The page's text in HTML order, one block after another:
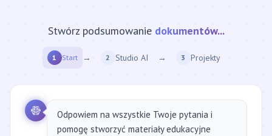
Stwórz podsumowanie strony internetowej...
1 Start → 2 Studio AI → 3 Projekty
Odpowiem na wszystkie Twoje pytania i
pomogę stworzyć materiały edukacyjne